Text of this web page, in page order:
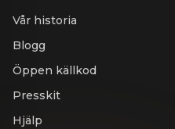
Vår historia
Blogg
Öppen källkod
Presskit
Hjälp